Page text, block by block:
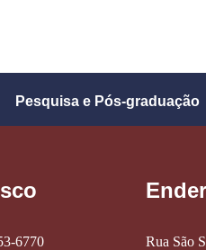
Pesquisa e Pós-graduação
6770 Rua São